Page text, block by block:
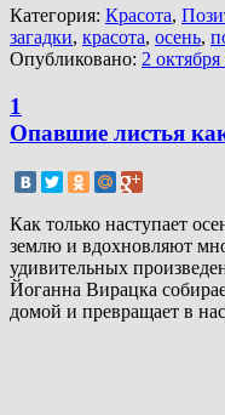
Категория: Красота,
загадки, красота, осень,
Опубликовано: 2
1
Опавшие листья
Как только наступает
землю и вдохновляют
удивительных
Йоганна Вирацка
домой и превращает в